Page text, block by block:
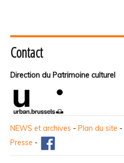
Contact
Direction du Patrimoine culturel
NEWS et archives - Plan du site -
Presse -